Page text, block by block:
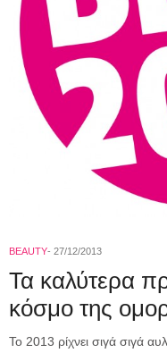
BEAUTY 27/12/2013
Τα καλύτερα
κόσμο της
Το 2013 ρίχνει σιγά σιγά